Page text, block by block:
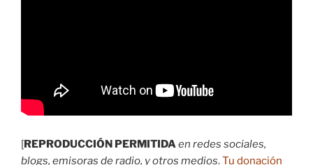
[REPRODUCCIÓN PERMITIDAen redes sociales,
blogs, emisoras de radio, y otros medios.Tu donación